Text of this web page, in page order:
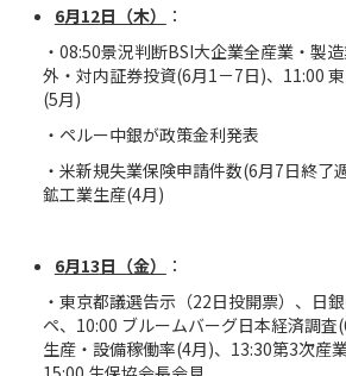
6月12日（木）
：
・08:50景況判断BSI大企業全産業・製
外・対内証券投資(6月1－7日)、11:00
(5月)
・ペルー中銀が政策金利発表
・米新規失業保険申請件数(6月7日終了
鉱工業生産(4月)
6月13日（金）
：
・東京都議選告示（22日投開票）、日
ペ、10:00 ブルームバーグ日本経済調
生産・設備稼働率(4月)、13:30第3次産